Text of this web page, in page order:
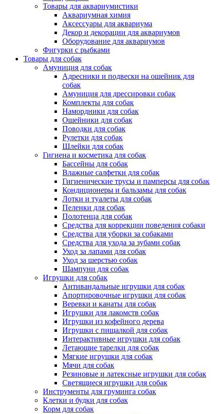
Товары для аквариумистики
Аквариумная химия
Аксессуары для аквариума
Декор и декорации для аквариумов
Оборудование для аквариумов
Фигурки с рыбками
Товары для собак
Амуниция для собак
Адресники и подвески на ошейник для
собак
Амуниция для дрессировки собак
Комплекты для собак
Намордники для собак
Ошейники для собак
Поводки для собак
Рулетки для собак
Шлейки для собак
Гигиена и косметика для собак
Бассейны для собак
Влажные салфетки для собак
Гигиенические трусы и памперсы для собак
Кондиционеры и бальзамы для собак
Лотки и туалеты для собак
Пеленки для собак
Полотенца для собак
Средства для коррекции поведения собаки
Средства для уборки за собаками
Средства для ухода за зубами собак
Уход за лапами для собак
Уход за шерстью собак
Шампуни для собак
Игрушки для собак
Антивандальные игрушки для собак
Апортировочные игрушки для собак
Веревки и канаты для собак
Игрушки для лакомств собак
Игрушки из кофейного дерева
Игрушки с пищалкой для собак
Интерактивные игрушки для собак
Летающие тарелки для собак
Мягкие игрушки для собак
Мячи для собак
Резиновые и латексные игрушки для собак
Светящиеся игрушки для собак
Инструменты для груминга собак
Клетки и будки для собак
Корм для собак